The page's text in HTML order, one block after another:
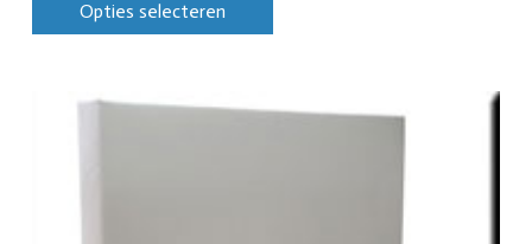
Opties selecteren